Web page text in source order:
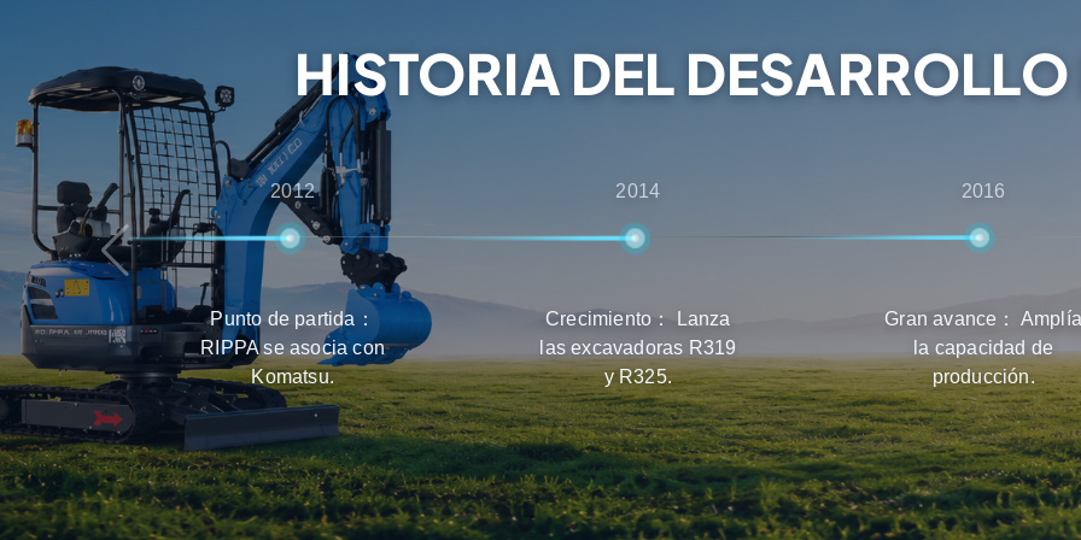
HISTORIA DEL DESARROLLO
2012
Punto de partida：
RIPPA se asocia con
Komatsu.
2014
Crecimiento： Lanza
las excavadoras R319
y R325.
2016
Gran avance： Amplía
la capacidad de
producción.